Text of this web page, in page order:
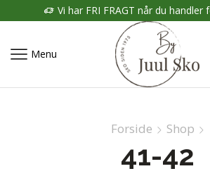
Vi har FRI FRAGT når du handler
Menu
Forside Shop
41-42